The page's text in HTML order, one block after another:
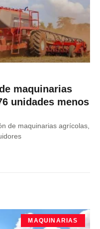
maquinarias
unidades menos
de maquinarias agrícolas,
MAQUINARIAS